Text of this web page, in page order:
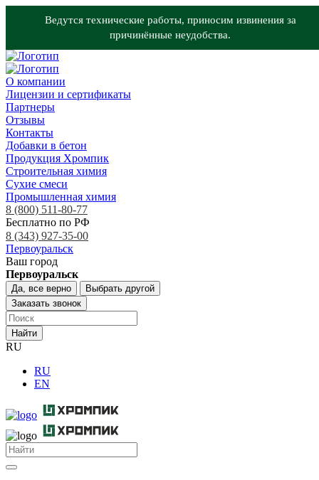
Ведутся технические работы, приносим извинения за
причинённые неудобства.
О компании
Лицензии и сертификаты
Партнеры
Отзывы
Контакты
Добавки в бетон
Продукция Хромпик
Строительная химия
Сухие смеси
Промышленная химия
8 (800) 511-80-77
Бесплатно по РФ
8 (343) 927-35-00
Первоуральск
Ваш город
Первоуральск
Да, все верно
Выбрать другой
Заказать звонок
Найти
RU
RU
EN